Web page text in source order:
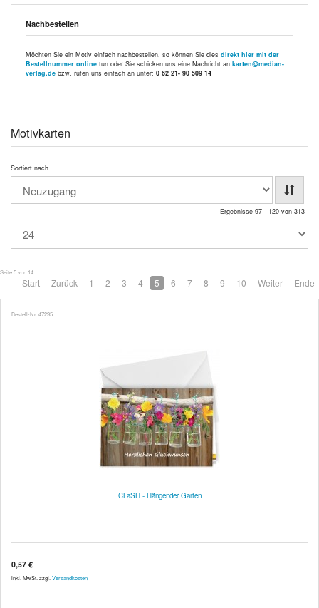
Nachbestellen
Möchten Sie ein Motiv einfach nachbestellen, so können Sie dies direkt hier mit der
Bestellnummer online tun oder Sie schicken uns eine Nachricht an karten@median-
verlag.de bzw. rufen uns einfach an unter: 0 62 21- 90 509 14
Motivkarten
Sortiert nach
Ergebnisse 97 - 120 von 313
Seite 5 von 14
Start Zurück 1 2 3 4 5 6 7 8 9 10 Weiter Ende
Bestell-Nr. 47295
CLaSH - Hängender Garten
0,57 €
inkl. MwSt. zzgl. Versandkosten